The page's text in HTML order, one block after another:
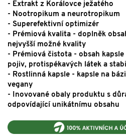
- Extrakt z Korálovce ježatého
- Nootropikum a neurotropikum
- Superefektivní optimizér
- Prémiová kvalita - doplněk
nejvyšší možné kvality
- Prémiová čistota - obsah
pojiv, protispékavých látek a
- Rostlinná kapsle - kapsle na
vegany
- Inovované obaly produktu s
odpovídající unikátnímu obsahu